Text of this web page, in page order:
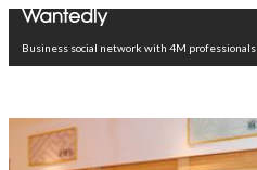
Business social network with 4M professionals